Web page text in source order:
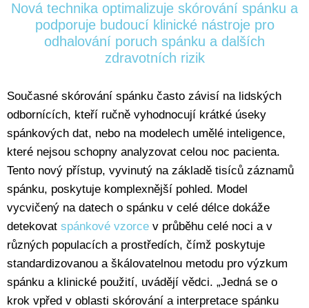
Nová technika optimalizuje skórování spánku a
podporuje budoucí klinické nástroje pro
odhalování poruch spánku a dalších
zdravotních rizik
Současné skórování spánku často závisí na lidských
odbornících, kteří ručně vyhodnocují krátké úseky
spánkových dat, nebo na modelech umělé inteligence,
které nejsou schopny analyzovat celou noc pacienta.
Tento nový přístup, vyvinutý na základě tisíců záznamů
spánku, poskytuje komplexnější pohled. Model
vycvičený na datech o spánku v celé délce dokáže
detekovat spánkové vzorce v průběhu celé noci a v
různých populacích a prostředích, čímž poskytuje
standardizovanou a škálovatelnou metodu pro výzkum
spánku a klinické použití, uvádějí vědci. „Jedná se o
krok vpřed v oblasti skórování a interpretace spánku